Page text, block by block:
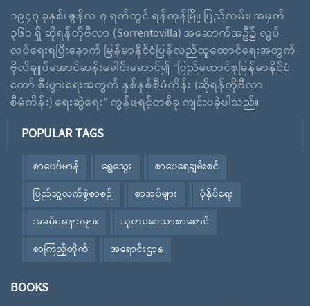
၁၉၄၇ ခုနှစ်၊ ဇွန်လ ၇ ရက်တွင် ရန်ကုန်မြို့၊ ပြည်လမ်း၊ အမှတ်
၃၆၁ ရှိ ဆိုရန်တိုဗီလာ (Sorrentovilla) အဆောက်အဦ၌ လွပ်
လပ်ရေးရပြီးနောက် မြန်မာနိုင်ငံပြန်လည်ထူထောင်ရေးအတွက်
ဗိုလ်ချူပ်အောင်ဆန်းခေါင်းဆောင်၍ “ပြည်ထောင်စုမြန်မာနိုင်ငံ
တော် စီးပွားရေးအတွက် နှစ်နှစ်စီမံကိန်း (ဆိုရန်တိုဗီလာ
စီမံကိန်း) ရေးဆွဲရေး” ကွန်ဖရင့်တစ်ခု ကျင်းပခဲ့ပါသည်။
POPULAR TAGS
စာပေဗိမာန် ရွှေသွေး
စာပေရေချမ်းစင်
ပြည်သူ့လက်စွဲစာစဉ်
စာအုပ်များ
ပုံနှိပ်ရေး
အခမ်းအနားများ
သုတပဒေသာစာစောင်
စာကြည့်တိုက်
အရောင်းဌာန
BOOKS